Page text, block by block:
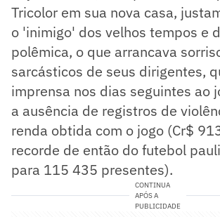
Tricolor em sua nova casa,
o 'inimigo' dos velhos tempos e
polêmica, o que arrancava
sarcásticos de seus dirigentes,
imprensa nos dias seguintes ao
a ausência de registros de
renda obtida com o jogo (Cr$
recorde de então do futebol
para 115 435 presentes).
CONTINUA
APÓS A
PUBLICIDADE